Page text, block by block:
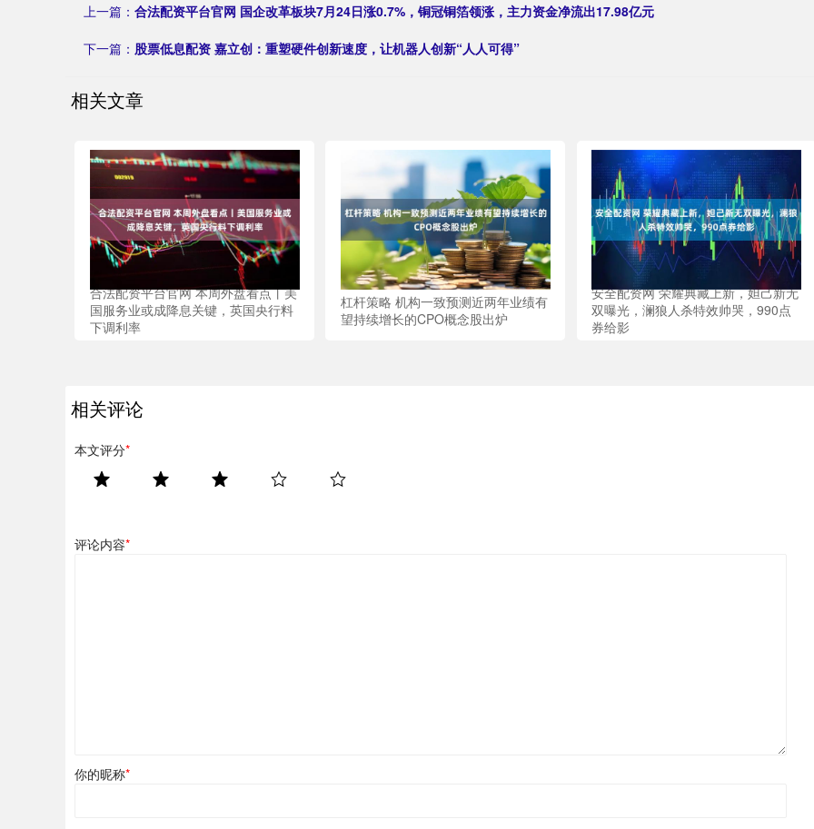
上一篇： 合法配资平台官网 国企改革板块7月24日涨0.7%，铜冠铜箔领涨，主力资金净流出17.98亿元
下一篇： 股票低息配资 嘉立创：重塑硬件创新速度，让机器人创新“人人可得”
相关文章
合法配资平台官网 本周外盘看点丨美
国服务业或成降息关键，英国央行料
下调利率
杠杆策略 机构一致预测近两年业绩有
望持续增长的CPO概念股出炉
安全配资网 荣耀典藏上新，妲己新无
双曝光，澜狼人杀特效帅哭，990点
券给影
相关评论
本文评分*
评论内容*
你的昵称*